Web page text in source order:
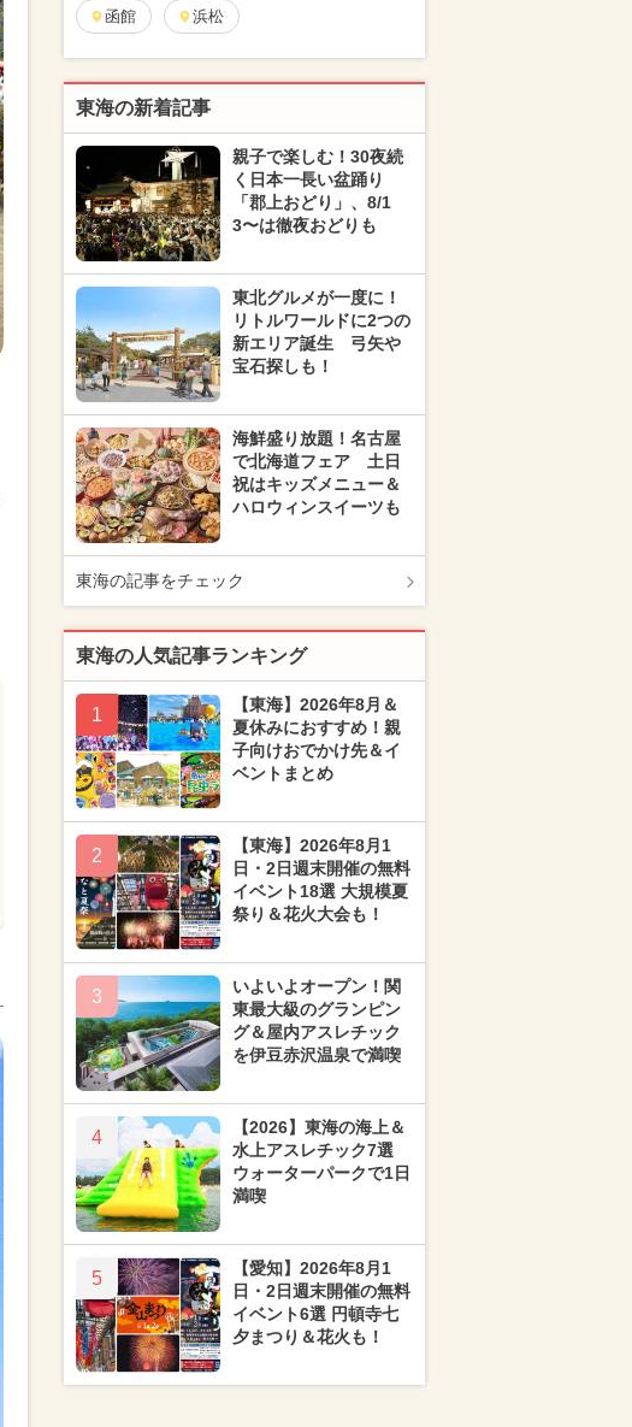
函館 浜松
東海の新着記事
親子で楽しむ！30夜続
く日本一長い盆踊り
「郡上おどり」、8/1
3〜は徹夜おどりも
東北グルメが一度に！
リトルワールドに2つの
新エリア誕生 弓矢や
宝石探しも！
海鮮盛り放題！名古屋
で北海道フェア 土日
祝はキッズメニュー＆
ハロウィンスイーツも
東海の記事をチェック
東海の人気記事ランキング
1
【東海】2026年8月＆
夏休みにおすすめ！親
子向けおでかけ先＆イ
ベントまとめ
2
【東海】2026年8月1
日・2日週末開催の無料
イベント18選 大規模夏
祭り＆花火大会も！
3
いよいよオープン！関
東最大級のグランピン
グ＆屋内アスレチック
を伊豆赤沢温泉で満喫
4
【2026】東海の海上＆
水上アスレチック7選
ウォーターパークで1日
満喫
5
【愛知】2026年8月1
日・2日週末開催の無料
イベント6選 円頓寺七
夕まつり＆花火も！